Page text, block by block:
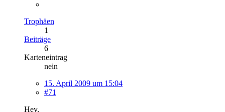
Trophäen
1
Beiträge
6
Karteneintrag
nein
15. April 2009 um 15:04
#71
Hey,